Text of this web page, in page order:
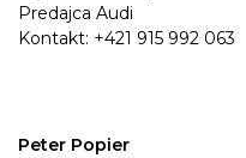
Predajca Audi
Kontakt: +421 915 992 063
Peter Popier